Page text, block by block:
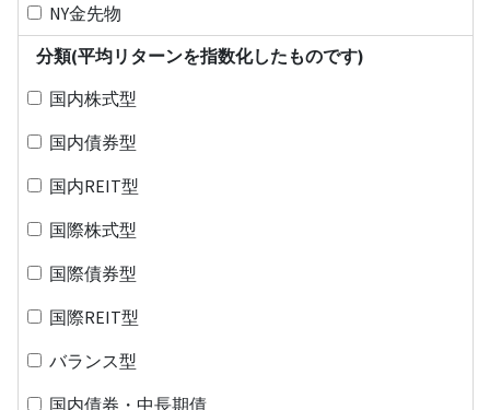
NY金先物
分類(平均リターンを指数化したものです)
国内株式型
国内債券型
国内REIT型
国際株式型
国際債券型
国際REIT型
バランス型
国内債券・中長期債